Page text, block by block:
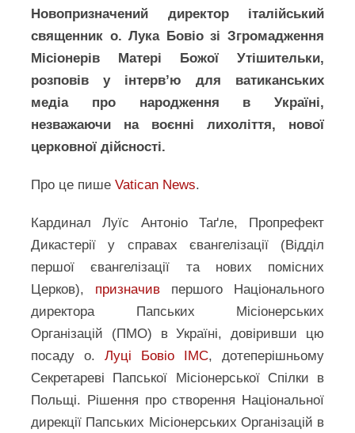
Новопризначений директор італійський
священник о. Лука Бовіо зі Згромадження
Місіонерів Матері Божої Утішительки,
розповів у інтерв’ю для ватиканських
медіа про народження в Україні,
незважаючи на воєнні лихоліття, нової
церковної дійсності.
Про це пишеVatican News.
Кардинал Луїс Антоніо Таґле, Пропрефект
Дикастерії у справах євангелізації (Відділ
першої євангелізації та нових помісних
Церков), призначив першого Національного
директора Папських Місіонерських
Організацій (ПМО) в Україні, довіривши цю
посаду о.Луці Бовіо IMC, дотеперішньому
Секретареві Папської Місіонерської Спілки в
Польщі. Рішення про створення Національної
дирекції Папських Місіонерських Організацій в